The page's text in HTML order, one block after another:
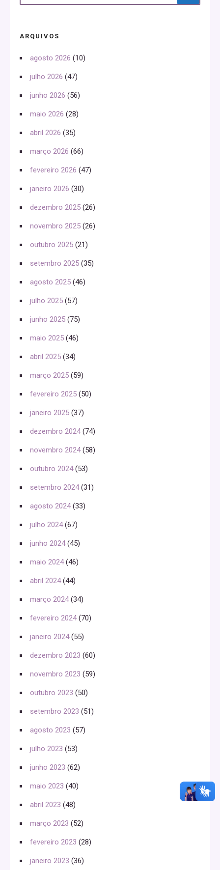
ARQUIVOS
agosto 2026 (10)
julho 2026 (47)
junho 2026 (56)
maio 2026 (28)
abril 2026 (35)
março 2026 (66)
fevereiro 2026 (47)
janeiro 2026 (30)
dezembro 2025 (26)
novembro 2025 (26)
outubro 2025 (21)
setembro 2025 (35)
agosto 2025 (46)
julho 2025 (57)
junho 2025 (75)
maio 2025 (46)
abril 2025 (34)
março 2025 (59)
fevereiro 2025 (50)
janeiro 2025 (37)
dezembro 2024(74)
novembro 2024(58)
outubro 2024(53)
setembro 2024(31)
agosto 2024(33)
julho 2024(67)
junho 2024(45)
maio 2024(46)
abril 2024(44)
março 2024(34)
fevereiro 2024(70)
janeiro 2024(55)
dezembro 2023 (60)
novembro 2023 (59)
outubro 2023 (50)
setembro 2023 (51)
agosto 2023 (57)
julho 2023 (53)
junho 2023 (62)
maio 2023 (40)
abril 2023 (48)
março 2023 (52)
fevereiro 2023 (28)
janeiro 2023 (36)